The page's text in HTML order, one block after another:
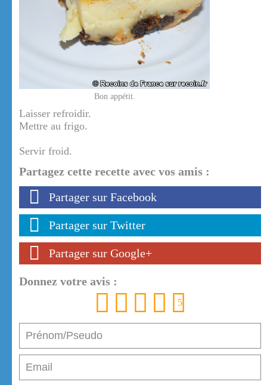
Bon appétit.
Laisser refroidir.
Mettre au frigo.
Servir froid.
Partagez cette recette avec vos amis :
Partager sur Facebook
Partager sur Twitter
Partager sur Google+
Donnez votre avis :
5